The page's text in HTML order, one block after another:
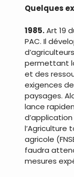
Quelques
1985.Art 19
PAC. Il
permettant
et des
exigences
paysages.
lance
l’Agriculture
agricole
faudra
mesures